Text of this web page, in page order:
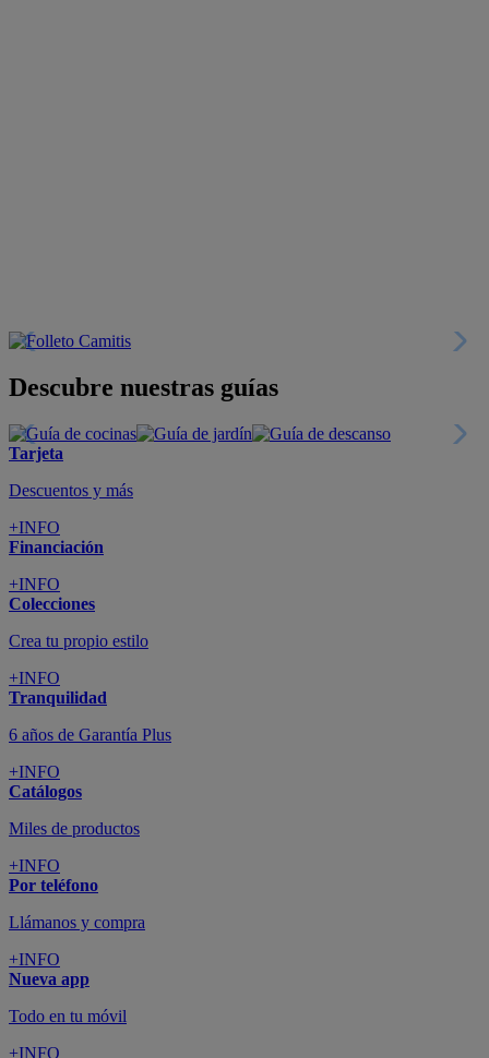
Descubre nuestras guías
Tarjeta
Descuentos y más
+INFO
Financiación
+INFO
Colecciones
Crea tu propio estilo
+INFO
Tranquilidad
6 años de Garantía Plus
+INFO
Catálogos
Miles de productos
+INFO
Por teléfono
Llámanos y compra
+INFO
Nueva app
Todo en tu móvil
+INFO